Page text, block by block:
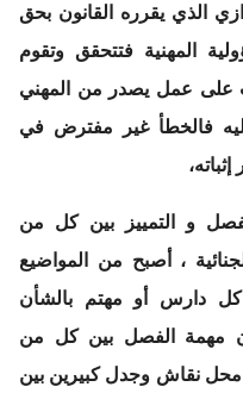
الذي يقرره القانون بحق
المهنية فتتحقق وتقوم
على عمل يصدر من المهني
فالخطأ غير مفترض في
و التمييز بين كل من
، أصبح من المواضيع
دارس أو مهتم بالشأن
مهمة الفصل بين كل من
محل نقاش وجدل كبيرين بين